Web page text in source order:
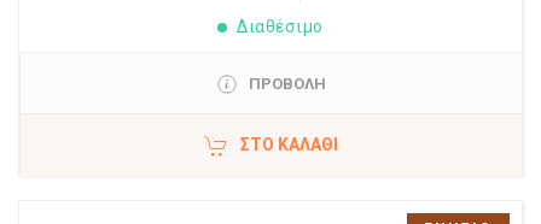
Διαθέσιμο
ΠΡΟΒΟΛΗ
ΣΤΟ ΚΑΛΆΘΙ